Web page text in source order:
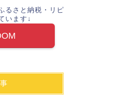
るさと納税・リピ
います↓